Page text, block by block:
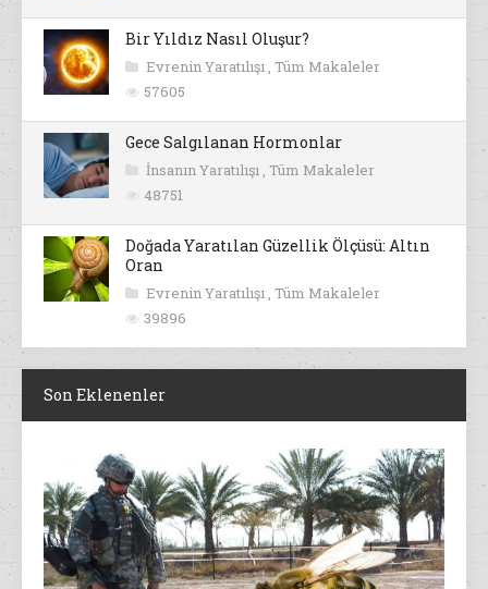
Bir Yıldız Nasıl Oluşur?
Evrenin Yaratılışı , Tüm Makaleler
57605
Gece Salgılanan Hormonlar
İnsanın Yaratılışı , Tüm Makaleler
48751
Doğada Yaratılan Güzellik Ölçüsü: Altın
Oran
Evrenin Yaratılışı , Tüm Makaleler
39896
Son Eklenenler